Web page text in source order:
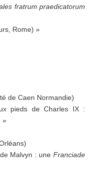
fratrum praedicatorum
Rome) »
de Caen Normandie)
pieds de Charles IX :
»
Malvyn : une Franciade